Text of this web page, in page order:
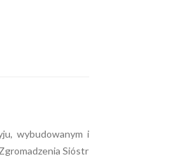
wybudowanym i
Sióstr